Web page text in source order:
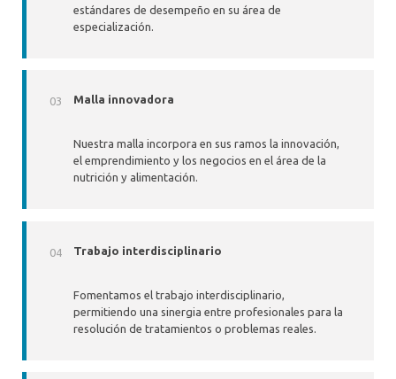
estándares de desempeño en su área de
especialización.
Malla innovadora
Nuestra malla incorpora en sus ramos la innovación,
el emprendimiento y los negocios en el área de la
nutrición y alimentación.
Trabajo interdisciplinario
Fomentamos el trabajo interdisciplinario,
permitiendo una sinergia entre profesionales para la
resolución de tratamientos o problemas reales.